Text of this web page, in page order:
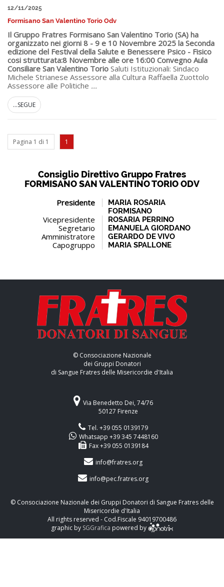
12/11/2025
Formisano San Valentino Torio Odv
Il Gruppo Fratres Formisano San Valentino Torio (SA) ha
organizzato nei giorni 8 - 9 e 10 Novembre 2025 la Seconda
edizione del Festival della Salute e Benessere Psico - Fisico
cosi strutturata:8 Novembre alle ore 16:00 Convegno Aula
Consiliare San Valentino Torio Saluti Istituzionali: Sindaco
Michele Strianese Assessore alla Cultura Raffaella Zuottolo
Assessore alle Politiche ...
...SEGUE
Pagina 1 di 1 1
Consiglio Direttivo Gruppo Fratres
FORMISANO SAN VALENTINO TORIO ODV
Presidente
MARIA ROSARIA
FORMISANO
Vicepresidente ROSARIA PERRINO
Segretario EMANUELA GIORDANO
Amministratore GERARDO DE VIVO
Capogruppo MARIA SPALLONE
© Consociazione Nazionale
dei Gruppi Donatori
di Sangue Fratres delle Misericordie d'Italia
Via Benedetto Dei, 74/76
50127 Firenze
Tel. +39 055 0139179
Whatsapp +39 345 7448160
Fax +39 055 0139184
info@fratres.org
info@pec.fratres.org
© Consociazione Nazionale dei Gruppi Donatori di Sangue Fratres delle
Misericordie d'Italia
All rights reserved - Cod.Fiscale 94019700486
graphic by SGGrafica powered by